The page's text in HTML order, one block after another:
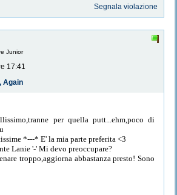
Segnala violazione
Junior
17:41
Again
per quella putt...ehm,poco di
*---* E' la mia parte preferita <3
Lanie '-' Mi devo preoccupare?
troppo,aggiorna abbastanza presto! Sono